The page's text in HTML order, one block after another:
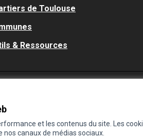
et les contenus du site. Les
canaux de médias sociaux.
de Toulouse
& Ressources